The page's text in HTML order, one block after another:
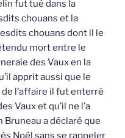
fut tué dans la
chouans et la
chouans dont il le
mort entre le
des Vaux en la
apprit aussi que le
l’affaire il fut enterré
Vaux et qu’il ne l’a
Bruneau a déclaré que
Noël sans se rappeler